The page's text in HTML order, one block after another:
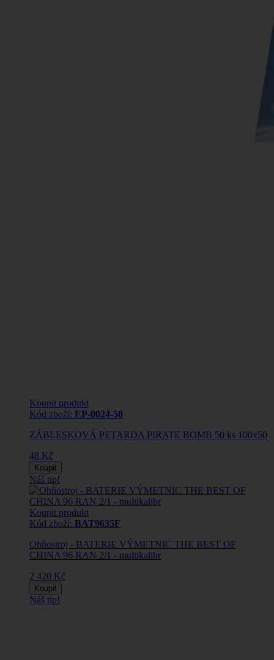
Koupit produkt
Kód zboží: EP-0024-50
ZÁBLESKOVÁ PETARDA PIRATE BOMB 50 ks 100x50
48 Kč
Koupit
Náš tip!
Koupit produkt
Kód zboží: BAT9635F
Ohňostroj - BATERIE VÝMETNIC THE BEST OF
CHINA 96 RAN 2/1 - multikalibr
2 420 Kč
Koupit
Náš tip!